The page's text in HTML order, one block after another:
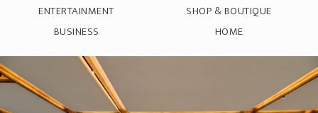
ENTERTAINMENT
SHOP & BOUTIQUE
BUSINESS
HOME